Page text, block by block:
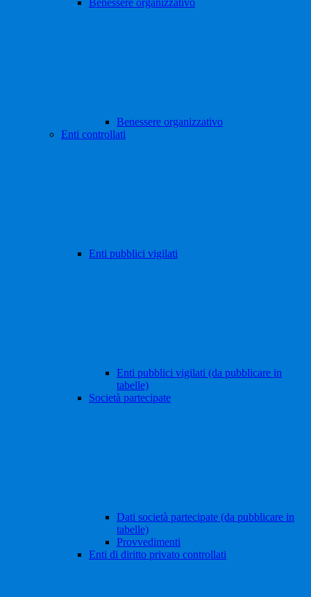
Benessere organizzativo
Benessere organizzativo
Enti controllati
Enti pubblici vigilati
Enti pubblici vigilati (da pubblicare in
tabelle)
Società partecipate
Dati società partecipate (da pubblicare in
tabelle)
Provvedimenti
Enti di diritto privato controllati